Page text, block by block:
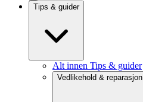
Tips & guider
Alt innen Tips & guider
Vedlikehold & reparasjon